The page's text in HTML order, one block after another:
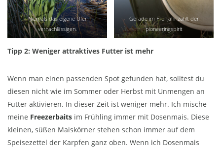
Niemals das eigene Ufer
vernachlässigen.
Gerade im Frühjahr zählt der
pioneeringspirit
Tipp 2: Weniger attraktives Futter ist mehr
Wenn man einen passenden Spot gefunden hat, solltest du
diesen nicht wie im Sommer oder Herbst mit Unmengen an
Futter aktivieren. In dieser Zeit ist weniger mehr. Ich mische
meine Freezerbaits im Frühling immer mit Dosenmais. Diese
kleinen, süßen Maiskörner stehen schon immer auf dem
Speisezettel der Karpfen ganz oben. Wenn ich Dosenmais